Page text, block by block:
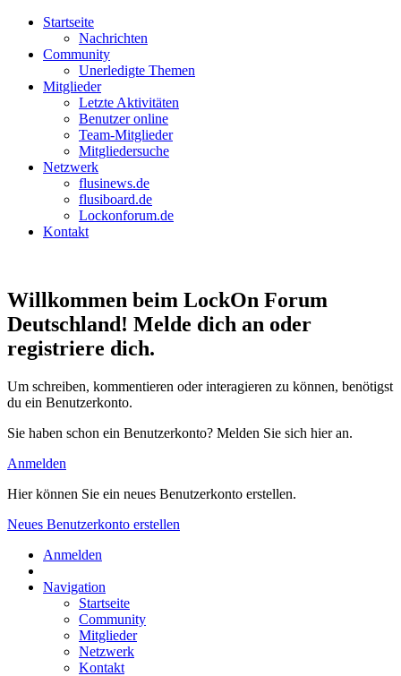
Startseite
Nachrichten
Community
Unerledigte Themen
Mitglieder
Letzte Aktivitäten
Benutzer online
Team-Mitglieder
Mitgliedersuche
Netzwerk
flusinews.de
flusiboard.de
Lockonforum.de
Kontakt
Willkommen beim LockOn Forum
Deutschland! Melde dich an oder
registriere dich.
Um schreiben, kommentieren oder interagieren zu können, benötigst
du ein Benutzerkonto.
Sie haben schon ein Benutzerkonto? Melden Sie sich hier an.
Anmelden
Hier können Sie ein neues Benutzerkonto erstellen.
Neues Benutzerkonto erstellen
Anmelden
Navigation
Startseite
Community
Mitglieder
Netzwerk
Kontakt